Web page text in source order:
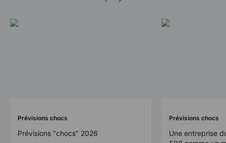
Prévisions chocs
Prévisions "chocs" 2026
Prévisions chocs
Une entreprise